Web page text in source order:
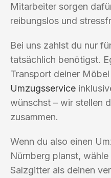
Mitarbeiter sorgen
reibungslos und
Bei uns zahlst du nur
tatsächlich benötigst.
Transport deiner
Umzugsservice
wünschst – wir stellen
zusammen.
Wenn du also einen
Nürnberg planst,
Salzgitter als deinen